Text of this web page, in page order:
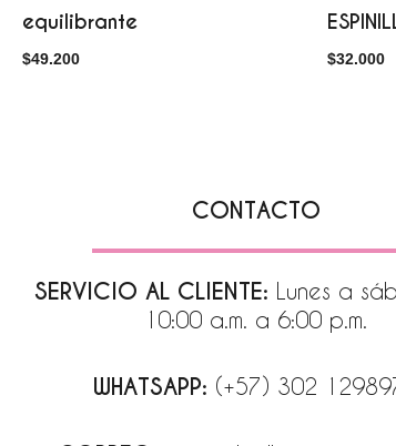
equilibrante
$49.200 $32.000
CONTACTO
SERVICIO AL CLIENTE: Lunes a
10:00 a.m. a 6:00 p.m.
WHATSAPP: (+57) 302